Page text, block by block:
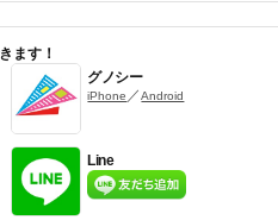
ます！
グノシー
iPhone ／Android
Line